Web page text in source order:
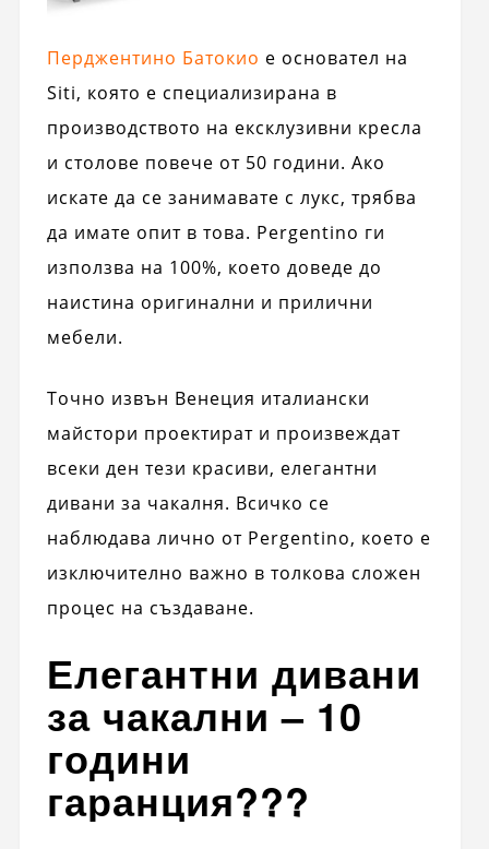
Перджентино Батокио е основател на
Siti, която е специализирана в
производството на ексклузивни кресла
и столове повече от 50 години. Ако
искате да се занимавате с лукс, трябва
да имате опит в това. Pergentino ги
използва на 100%, което доведе до
наистина оригинални и прилични
мебели.
Точно извън Венеция италиански
майстори проектират и произвеждат
всеки ден тези красиви, елегантни
дивани за чакалня. Всичко се
наблюдава лично от Pergentino, което е
изключително важно в толкова сложен
процес на създаване.
Елегантни дивани
за чакални – 10
години
гаранция???